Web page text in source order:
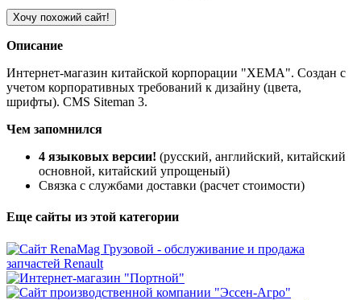
Хочу похожий сайт!
Описание
Интернет-магазин китайской корпорации "ХЕМА". Создан с
учетом корпоративных требований к дизайну (цвета,
шрифты). CMS Siteman 3.
Чем запомнился
4 языковых версии! (русский, английский, китайский
основной, китайский упрощеный)
Связка с службами доставки (расчет стоимости)
Еще сайты из этой категории